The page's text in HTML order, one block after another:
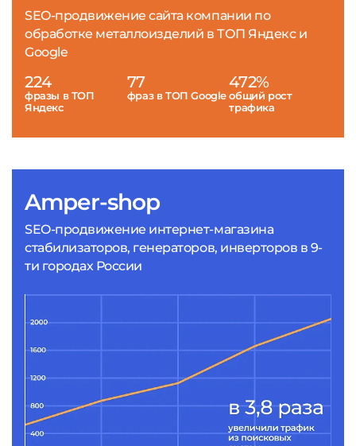
Amper-shop
SEO-продвижение интернет-магазина
стабилизаторов, генераторов, инверторов в 9-
ти городах России
SEO-продвижение сайта компании по
обработке металлоизделий в ТОП Яндекс и
Google
224
фразы в ТОП
Яндекс
77
фраз в ТОП Google
472%
общий рост
трафика